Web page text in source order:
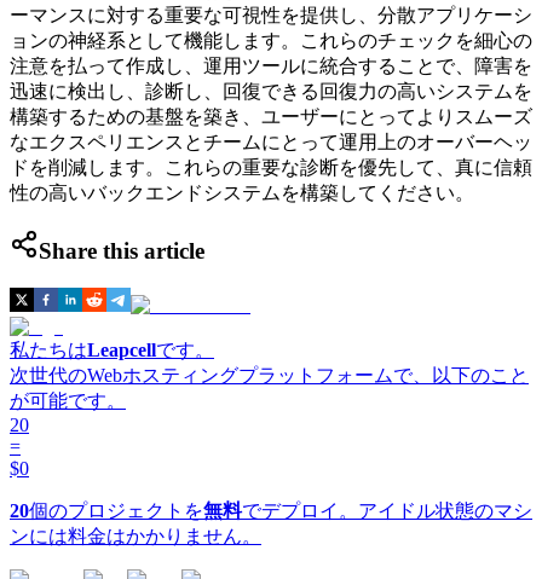
ーマンスに対する重要な可視性を提供し、分散アプリケーシ
ョンの神経系として機能します。これらのチェックを細心の
注意を払って作成し、運用ツールに統合することで、障害を
迅速に検出し、診断し、回復できる回復力の高いシステムを
構築するための基盤を築き、ユーザーにとってよりスムーズ
なエクスペリエンスとチームにとって運用上のオーバーヘッ
ドを削減します。これらの重要な診断を優先して、真に信頼
性の高いバックエンドシステムを構築してください。
Share this article
私たちはLeapcellです。
次世代のWebホスティングプラットフォームで、以下のこと
が可能です。
20
=
$0
20個のプロジェクトを無料でデプロイ。アイドル状態のマシ
ンには料金はかかりません。